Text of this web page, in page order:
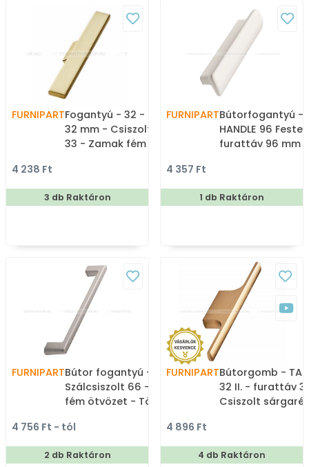
FURNIPARTFogantyú - 32 - furattáv
32 mm - Csiszolt arany
33 - Zamak fém ötvözet
bútorfogantyú
4 238 Ft
3 db Raktáron
FURNIPARTBútorfogantyú -
HANDLE 96
furattáv 96 mm -
bútorfogantyú
4 357 Ft
1 db Raktáron
FURNIPARTBútor fogantyú - DINER -
Szálcsiszolt 66 - Zamak
fém ötvözet - Több
bútorfogantyú
4 756 Ft - tól
2 db Raktáron
FURNIPARTBútorgomb - TAU
32 II. - furattáv
Csiszolt
bútorgomb
4 896 Ft
4 db Raktáron